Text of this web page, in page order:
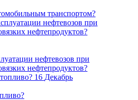
транспортом?
нефтевозов при
нефтепродуктов?
16 Декабрь